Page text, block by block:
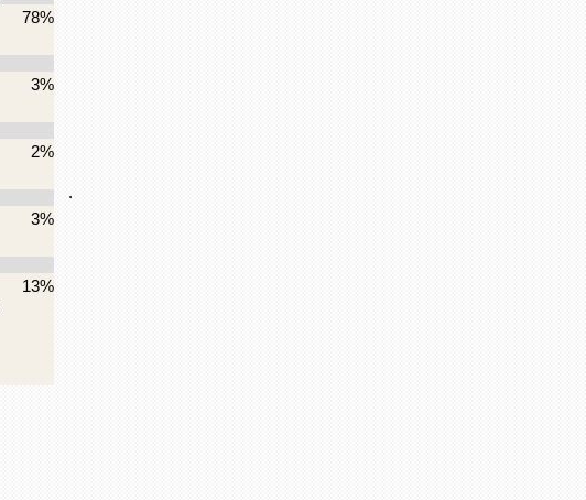
78%
3%
2%
3%
13%
.